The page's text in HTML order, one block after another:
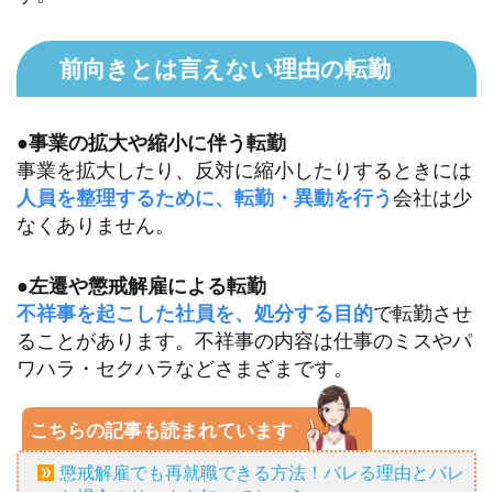
前向きとは言えない理由の転勤
●事業の拡大や縮小に伴う転勤
事業を拡大したり、反対に縮小したりするときには
人員を整理するために、転勤・異動を行う会社は少
なくありません。
●左遷や懲戒解雇による転勤
不祥事を起こした社員を、処分する目的で転勤させ
ることがあります。不祥事の内容は仕事のミスやパ
ワハラ・セクハラなどさまざまです。
こちらの記事も読まれています
懲戒解雇でも再就職できる方法！バレる理由とバレ